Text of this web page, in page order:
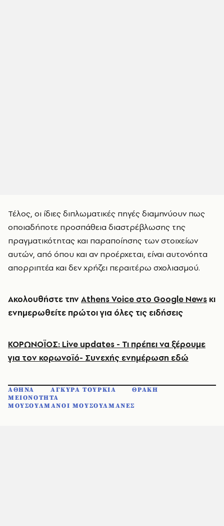
Τέλος, οι ίδιες διπλωματικές πηγές διαμηνύουν πως
οποιαδήποτε προσπάθεια διαστρέβλωσης της
πραγματικότητας και παραποίησης των στοιχείων
αυτών, από όπου και αν προέρχεται, είναι αυτονόητα
απορριπτέα και δεν χρήζει περαιτέρω σχολιασμού.
Ακολουθήστε την Athens Voice στο Google News κι
ενημερωθείτε πρώτοι για όλες τις ειδήσεις
ΚΟΡΩΝΟΪΟΣ: Live updates - Τι πρέπει να ξέρουμε
για τον κορωνοϊό- Συνεχής ενημέρωση εδώ
ΑΘΗΝΑ ΑΓΚΥΡΑ ΤΟΥΡΚΙΑ
ΘΡΑΚΗ
ΜΕΙΟΝΟΤΗΤΑ
ΜΟΥΣΟΥΛΜΑΝΟΙ ΜΟΥΣΟΥΛΜΑΝΕΣ